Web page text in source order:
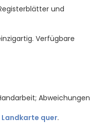
und
Verfügbare
Abweichungen
quer.